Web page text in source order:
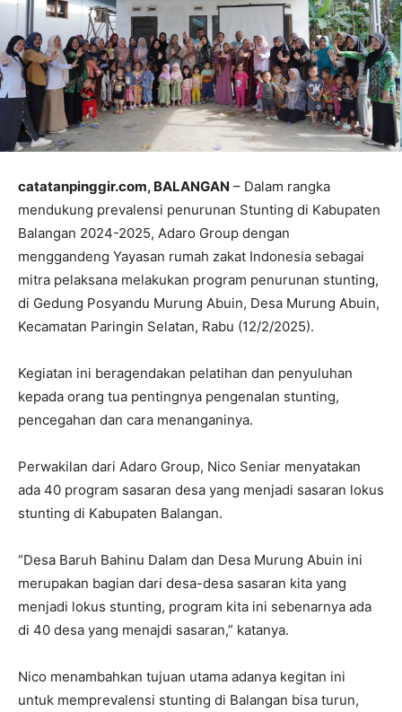
catatanpinggir.com, BALANGAN – Dalam rangka
mendukung prevalensi penurunan Stunting di Kabupaten
Balangan 2024-2025, Adaro Group dengan
menggandeng Yayasan rumah zakat Indonesia sebagai
mitra pelaksana melakukan program penurunan stunting,
di Gedung Posyandu Murung Abuin, Desa Murung Abuin,
Kecamatan Paringin Selatan, Rabu (12/2/2025).
Kegiatan ini beragendakan pelatihan dan penyuluhan
kepada orang tua pentingnya pengenalan stunting,
pencegahan dan cara menanganinya.
Perwakilan dari Adaro Group, Nico Seniar menyatakan
ada 40 program sasaran desa yang menjadi sasaran lokus
stunting di Kabupaten Balangan.
“Desa Baruh Bahinu Dalam dan Desa Murung Abuin ini
merupakan bagian dari desa-desa sasaran kita yang
menjadi lokus stunting, program kita ini sebenarnya ada
di 40 desa yang menajdi sasaran,” katanya.
Nico menambahkan tujuan utama adanya kegitan ini
untuk memprevalensi stunting di Balangan bisa turun,